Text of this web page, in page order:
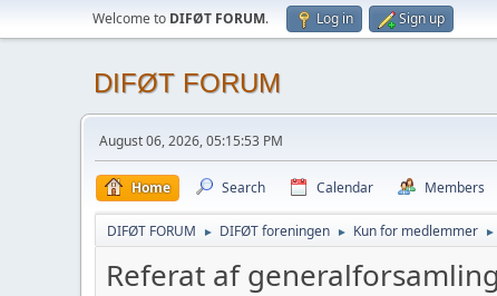
Welcome to DIFØT FORUM. Log in Sign up
DIFØT FORUM
August 06, 2026, 05:15:53 PM
Home Search Calendar Members
DIFØT FORUM ► DIFØT foreningen ► Kun for medlemmer ►
Referat af